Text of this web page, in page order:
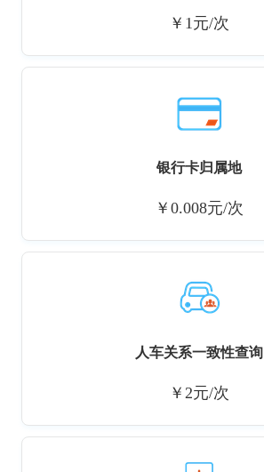
￥1元/次
银行卡归属地
￥0.008元/次
人车关系一致性查询
￥2元/次